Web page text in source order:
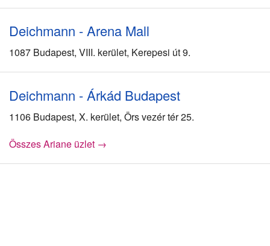
Deichmann - Arena Mall
1087 Budapest, VIII. kerület, Kerepesi út 9.
Deichmann - Árkád Budapest
1106 Budapest, X. kerület, Örs vezér tér 25.
Összes Ariane üzlet →